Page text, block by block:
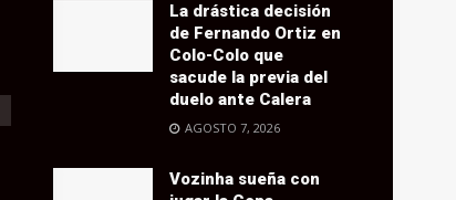
La drástica decisión
de Fernando Ortiz en
Colo-Colo que
sacude la previa del
duelo ante Calera
AGOSTO 7, 2026
Vozinha sueña con